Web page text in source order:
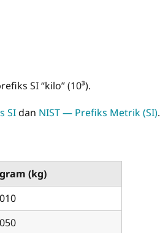
SI “kilo” (10³).
SIdan NIST — Prefiks Metrik (SI).
(kg)